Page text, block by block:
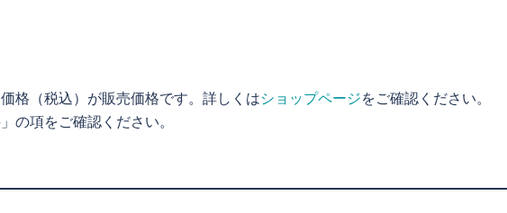
格（税込）が販売価格です。詳しくはショップページをご確認ください。
の項をご確認ください。